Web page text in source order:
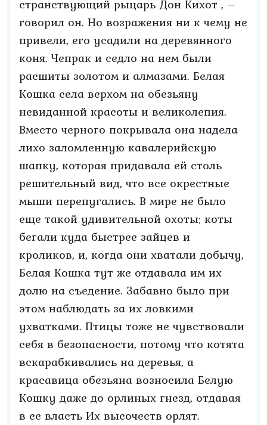
странствующий рыцарь Дон Кихот , –
говорил он. Но возражения ни к чему не
привели, его усадили на деревянного
коня. Чепрак и седло на нем были
расшиты золотом и алмазами. Белая
Кошка села верхом на обезьяну
невиданной красоты и великолепия.
Вместо черного покрывала она надела
лихо заломленную кавалерийскую
шапку, которая придавала ей столь
решительный вид, что все окрестные
мыши перепугались. В мире не было
еще такой удивительной охоты; коты
бегали куда быстрее зайцев и
кроликов, и, когда они хватали добычу,
Белая Кошка тут же отдавала им их
долю на съедение. Забавно было при
этом наблюдать за их ловкими
ухватками. Птицы тоже не чувствовали
себя в безопасности, потому что котята
вскарабкивались на деревья, а
красавица обезьяна возносила Белую
Кошку даже до орлиных гнезд, отдавая
в ее власть Их высочеств орлят.